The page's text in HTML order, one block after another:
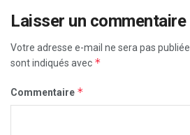
Laisser un commentaire
Votre adresse e-mail ne sera pas publiée.
sont indiqués avec *
Commentaire *